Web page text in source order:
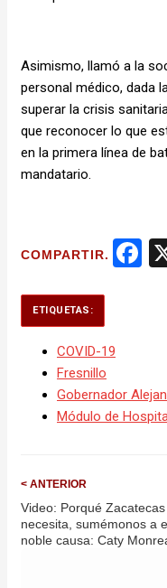
Asimismo, llamó a la
personal médico, dada
superar la crisis
que reconocer lo que
en la primera línea de
mandatario.
COMPARTIR.
ETIQUETAS:
COVID-19
Fresnillo
Gobernador
Módulo de
< ANTERIOR
Video: Porqué
necesita, sumémonos a
noble causa: Caty